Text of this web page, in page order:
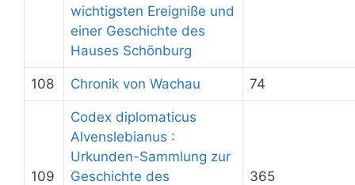
wichtigsten Ereigniße und
einer Geschichte des
Hauses Schönburg
108 Chronik von Wachau 74
109
Codex diplomaticus
Alvenslebianus :
Urkunden-Sammlung zur
Geschichte des
365